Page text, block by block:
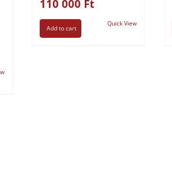
110 000 Ft
Add to cart
Quick View